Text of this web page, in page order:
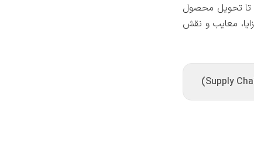
تا تحویل محصول
معایب و نقش